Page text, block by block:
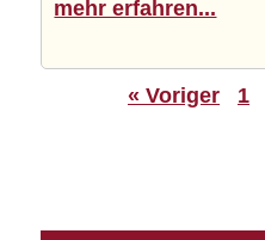
mehr erfahren...
« Voriger 1